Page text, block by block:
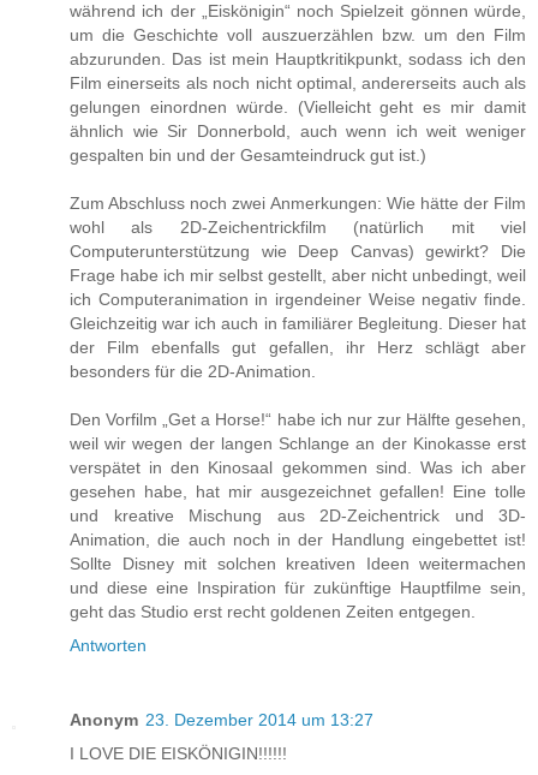
während ich der „Eiskönigin“ noch Spielzeit gönnen würde,
um die Geschichte voll auszuerzählen bzw. um den Film
abzurunden. Das ist mein Hauptkritikpunkt, sodass ich den
Film einerseits als noch nicht optimal, andererseits auch als
gelungen einordnen würde. (Vielleicht geht es mir damit
ähnlich wie Sir Donnerbold, auch wenn ich weit weniger
gespalten bin und der Gesamteindruck gut ist.)
Zum Abschluss noch zwei Anmerkungen: Wie hätte der Film
wohl als 2D-Zeichentrickfilm (natürlich mit viel
Computerunterstützung wie Deep Canvas) gewirkt? Die
Frage habe ich mir selbst gestellt, aber nicht unbedingt, weil
ich Computeranimation in irgendeiner Weise negativ finde.
Gleichzeitig war ich auch in familiärer Begleitung. Dieser hat
der Film ebenfalls gut gefallen, ihr Herz schlägt aber
besonders für die 2D-Animation.
Den Vorfilm „Get a Horse!“ habe ich nur zur Hälfte gesehen,
weil wir wegen der langen Schlange an der Kinokasse erst
verspätet in den Kinosaal gekommen sind. Was ich aber
gesehen habe, hat mir ausgezeichnet gefallen! Eine tolle
und kreative Mischung aus 2D-Zeichentrick und 3D-
Animation, die auch noch in der Handlung eingebettet ist!
Sollte Disney mit solchen kreativen Ideen weitermachen
und diese eine Inspiration für zukünftige Hauptfilme sein,
geht das Studio erst recht goldenen Zeiten entgegen.
Antworten
Anonym 23. Dezember 2014 um 13:27
I LOVE DIE EISKÖNIGIN!!!!!!